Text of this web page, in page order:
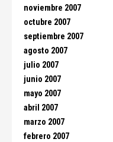
noviembre 2007
octubre 2007
septiembre 2007
agosto 2007
julio 2007
junio 2007
mayo 2007
abril 2007
marzo 2007
febrero 2007